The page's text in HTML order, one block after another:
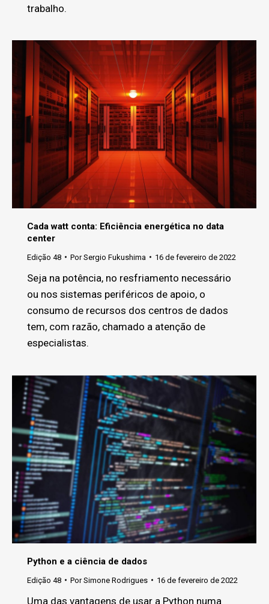
trabalho.
Cada watt conta: Eficiência energética no data
center
Edição 48 PorSergio Fukushima 16 de fevereiro de 2022
Seja na potência, no resfriamento necessário
ou nos sistemas periféricos de apoio, o
consumo de recursos dos centros de dados
tem, com razão, chamado a atenção de
especialistas.
Python e a ciência de dados
Edição 48 PorSimone Rodrigues 16 de fevereiro de 2022
Uma das vantagens de usar a Python numa